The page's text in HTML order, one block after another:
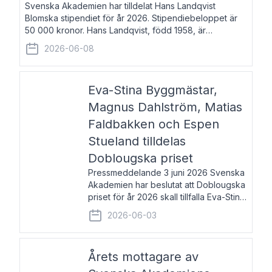
Svenska Akademien har tilldelat Hans Landqvist
Blomska stipendiet för år 2026. Stipendiebeloppet är
50 000 kronor. Hans Landqvist, född 1958, är
professor i svenska vid Göteborgs universitet. Han
disputerade år 2000 på avhandlingen Författn
2026-06-08
Eva-Stina Byggmästar,
Magnus Dahlström, Matias
Faldbakken och Espen
Stueland tilldelas
Doblougska priset
Pressmeddelande 3 juni 2026 Svenska
Akademien har beslutat att Doblougska
priset för år 2026 skall tillfalla Eva-Stina
Byggmästar, Magnus Dahlström, Matias
Faldbakken samt Espen Stueland.
Prisbeloppet är 200 000 svenska
2026-06-03
Årets mottagare av